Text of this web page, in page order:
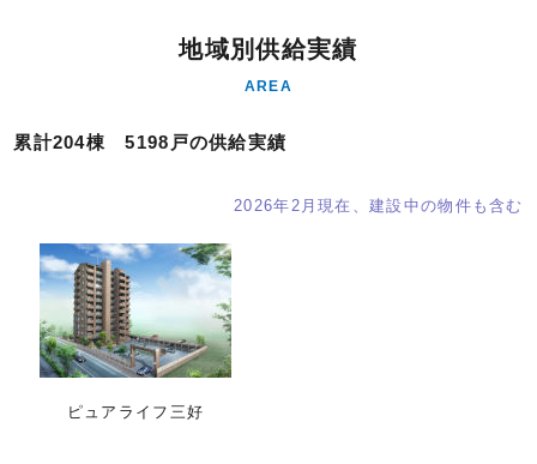
地域別供給実績
AREA
累計204棟 5198戸の供給実績
2026年2月現在、建設中の物件も含む
ピュアライフ三好